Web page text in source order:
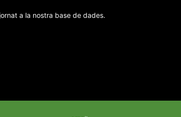
a la nostra base de dades.